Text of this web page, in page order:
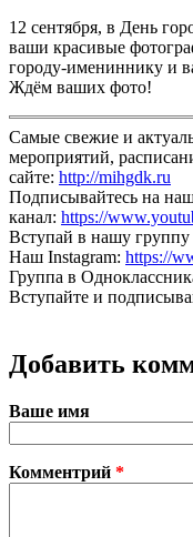
12 сентября, в День
ваши красивые
городу-имениннику и
Ждём ваших фото!
Самые свежие и
мероприятий,
сайте: http://mihgdk.ru
Подписывайтесь на
канал: https://
Вступай в нашу группу
Наш Instagram: https://
Группа в
Вступайте и
Добавить
Ваше имя
Комментрий *